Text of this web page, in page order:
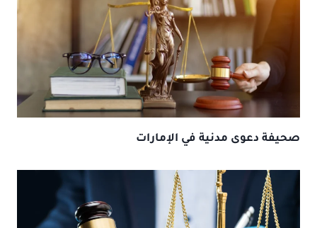
صحيفة دعوى مدنية في الإمارات